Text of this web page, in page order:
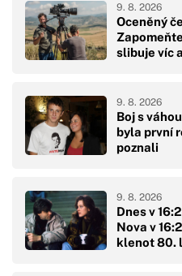
Oceněný
slibuje víc
9. 8. 2026
Boj s
byla první
poznali
9. 8. 2026
Dnes v
Nova v
klenot 80.
9. 8. 2026